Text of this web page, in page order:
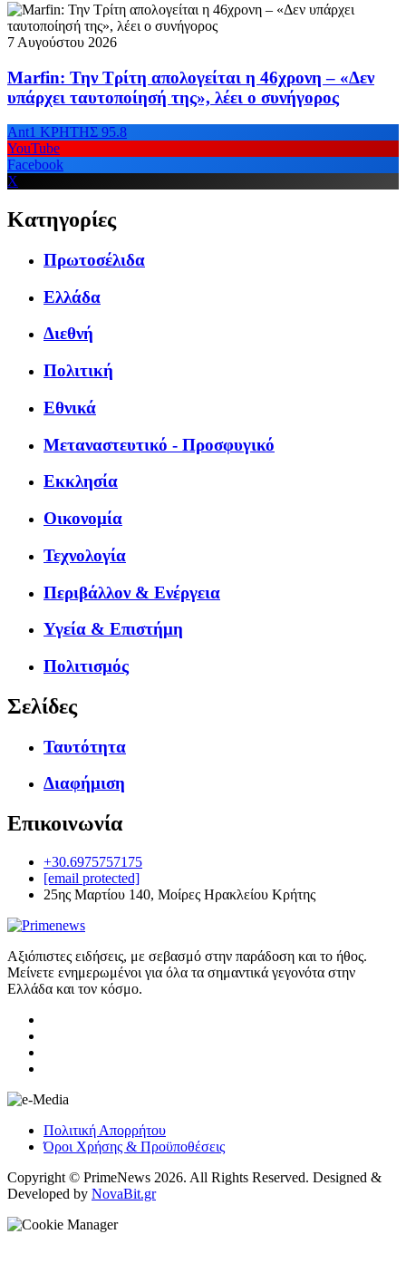
7 Αυγούστου 2026
Marfin: Την Τρίτη απολογείται η 46χρονη – «Δεν
υπάρχει ταυτοποίησή της», λέει ο συνήγορος
Ant1 ΚΡΗΤΗΣ 95.8
YouTube
Facebook
X
Κατηγορίες
Πρωτοσέλιδα
Ελλάδα
Διεθνή
Πολιτική
Εθνικά
Μεταναστευτικό - Προσφυγικό
Εκκλησία
Οικονομία
Τεχνολογία
Περιβάλλον & Ενέργεια
Υγεία & Επιστήμη
Πολιτισμός
Σελίδες
Ταυτότητα
Διαφήμιση
Επικοινωνία
+30.6975757175
[email protected]
25ης Μαρτίου 140, Μοίρες Ηρακλείου Κρήτης
Αξιόπιστες ειδήσεις, με σεβασμό στην παράδοση και το ήθος.
Μείνετε ενημερωμένοι για όλα τα σημαντικά γεγονότα στην
Ελλάδα και τον κόσμο.
Πολιτική Απορρήτου
Όροι Χρήσης & Προϋποθέσεις
Copyright © PrimeNews 2026. All Rights Reserved. Designed &
Developed by NovaBit.gr